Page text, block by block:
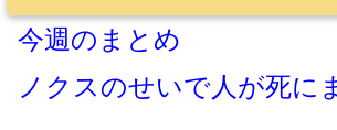
今週のまとめ
ノクスのせいで人が死に